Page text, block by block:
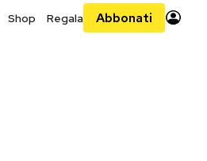
Shop Regala Abbonati